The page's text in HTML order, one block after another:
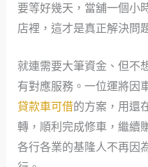
要等好幾天，當舖一個小
店裡，這才是真正解決問
就連需要大筆資金、但不
有對應服務。一位運將因
貸款車可借的方案，用還
轉，順利完成修車，繼續
各行各業的基隆人不再因